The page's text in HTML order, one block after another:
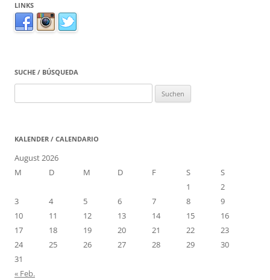
LINKS
SUCHE / BÚSQUEDA
nach:
KALENDER / CALENDARIO
August 2026
M
D M D F S
S
1
2
3
4 5 6 7 8
9
10
11 12 13 14 15
16
17
18 19 20 21 22
23
24
25 26 27 28 29
30
31
« Feb.